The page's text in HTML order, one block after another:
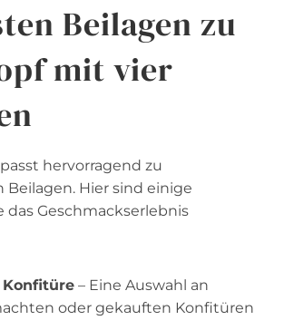
Beilagen zu
mit vier
hervorragend zu
Beilagen. Hier sind einige
das Geschmackserlebnis
– Eine Auswahl an
oder gekauften Konfitüren